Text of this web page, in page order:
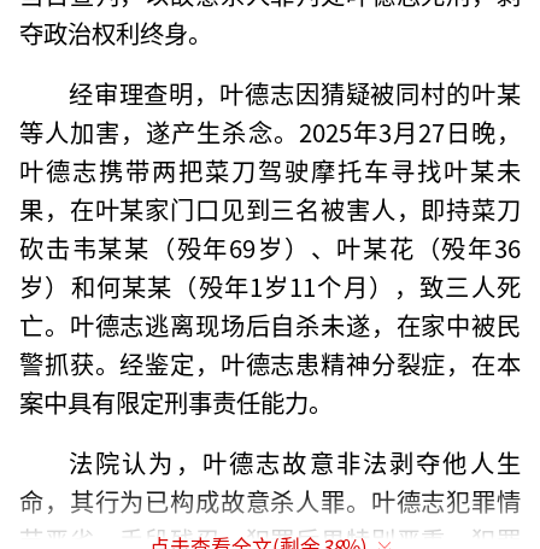
夺政治权利终身。
经审理查明，叶德志因猜疑被同村的叶某
等人加害，遂产生杀念。2025年3月27日晚，
叶德志携带两把菜刀驾驶摩托车寻找叶某未
果，在叶某家门口见到三名被害人，即持菜刀
砍击韦某某（殁年69岁）、叶某花（殁年36
岁）和何某某（殁年1岁11个月），致三人死
亡。叶德志逃离现场后自杀未遂，在家中被民
警抓获。经鉴定，叶德志患精神分裂症，在本
案中具有限定刑事责任能力。
法院认为，叶德志故意非法剥夺他人生
命，其行为已构成故意杀人罪。叶德志犯罪情
节恶劣，手段残忍，犯罪后果特别严重，犯罪